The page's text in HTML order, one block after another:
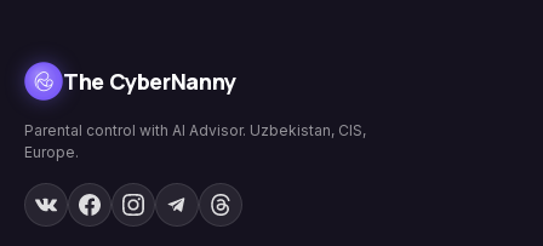
The CyberNanny
Parental control with AI Advisor. Uzbekistan, CIS,
Europe.